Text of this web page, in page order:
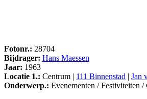
Fotonr.: 28704
Bijdrager: Hans Maessen
Jaar: 1963
Locatie 1.: Centrum | 111 Binnenstad
Jan
Onderwerp.: Evenementen / Festiviteiten /